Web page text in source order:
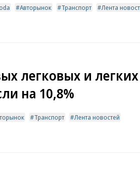
Авторынок Транспорт Лента
легковых и
на 10,8%
Транспорт Лента новостей